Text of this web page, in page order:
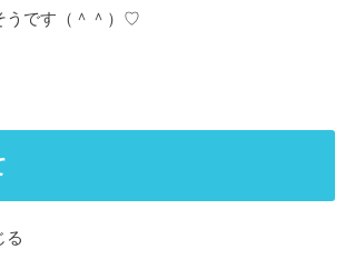
うです（＾＾）♡
る